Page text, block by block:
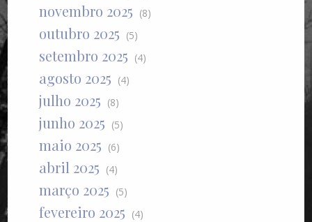
novembro 2025 (8)
outubro 2025 (5)
setembro 2025 (4)
agosto 2025 (4)
julho 2025 (8)
junho 2025 (5)
maio 2025 (6)
abril 2025 (4)
março 2025 (5)
fevereiro 2025 (4)